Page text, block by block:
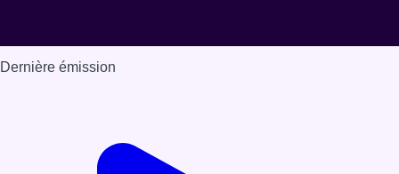
Dernière émission